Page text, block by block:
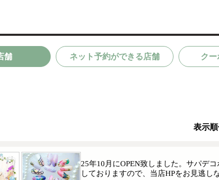
舗 ネット予約ができる店舗 クー
表示
25年10月にOPEN致しました。サパデ
しておりますので、当店HPをお見逃し